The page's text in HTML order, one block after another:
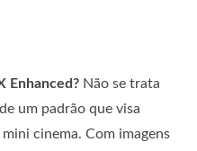
Enhanced? Não se trata
um padrão que visa
cinema. Com imagens